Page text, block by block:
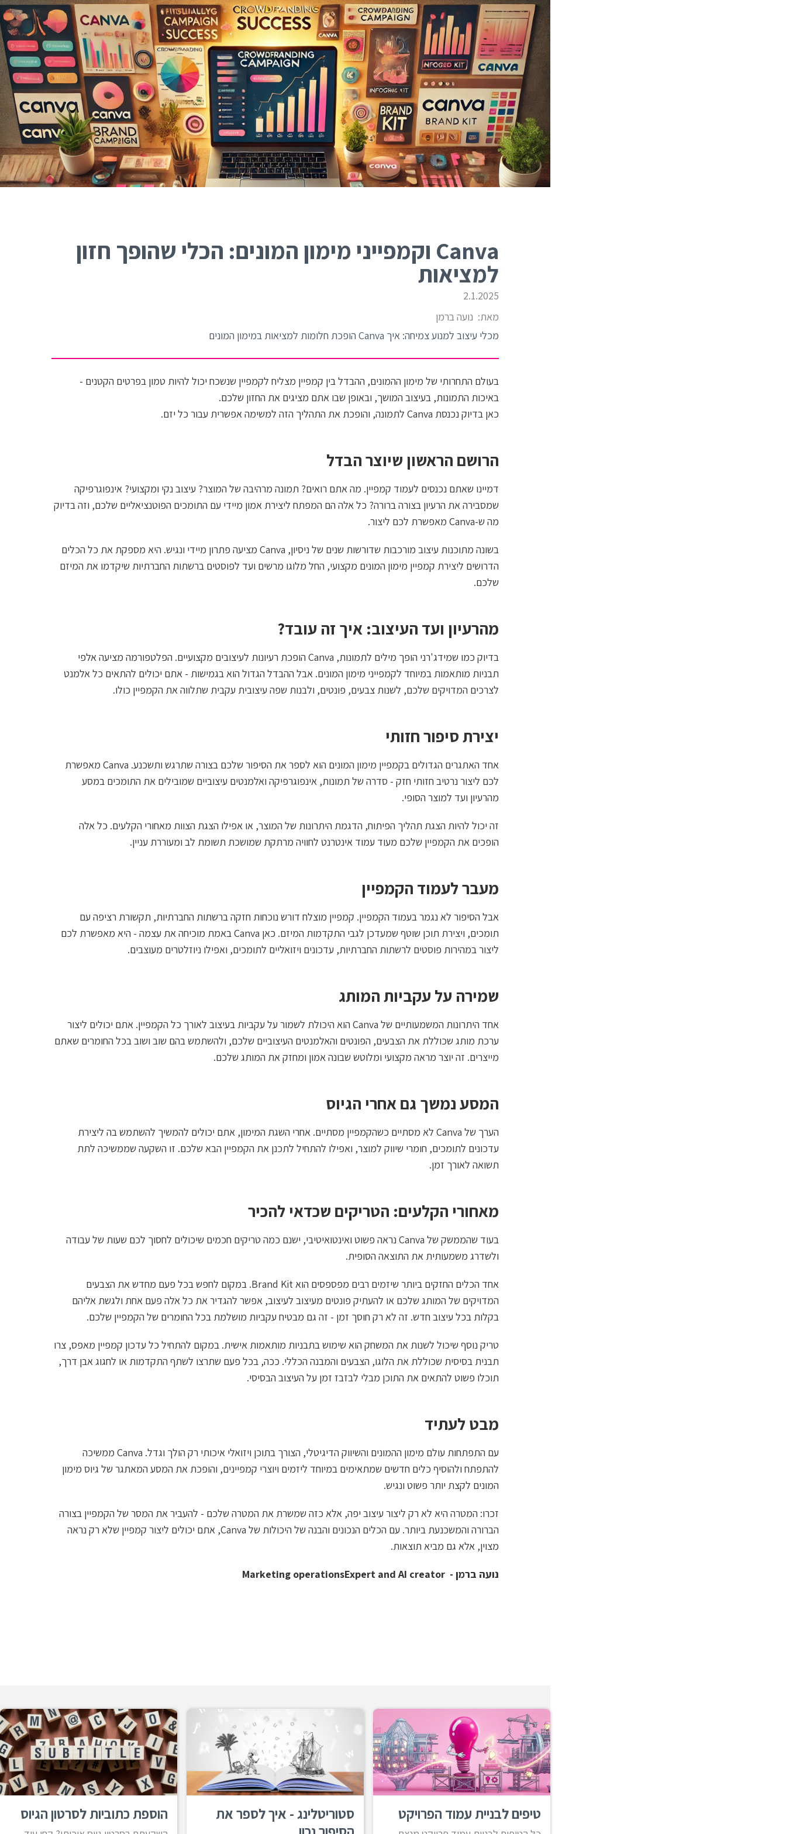
האקדמיה למימון המונים
אז איך עושים פרויקט מימון המונים מוצלח? ריכזנו
עבורכם את כל התוכן, המידע והטיפים שלנו לבניה וניהול
של הפרויקט שלכם.
סטוריטלינג
Canva וקמפייני מימון המונים: הכלי שהופך חזון
למציאות
2.1.2025
מאת: נועה ברמן
מכלי עיצוב למנוע צמיחה: איך Canva הופכת חלומות למציאות במימון המונים
בעולם התחרותי של מימון ההמונים, ההבדל בין קמפיין מצליח לקמפיין שנשכח יכול להיות טמון בפרטים הקטנים -
באיכות התמונות, בעיצוב המושך, ובאופן שבו אתם מציגים את החזון שלכם.
כאן בדיוק נכנסת Canva לתמונה, והופכת את התהליך הזה למשימה אפשרית עבור כל יזם.
הרושם הראשון שיוצר הבדל
דמיינו שאתם נכנסים לעמוד קמפיין. מה אתם רואים? תמונה מרהיבה של המוצר? עיצוב נקי ומקצועי? אינפוגרפיקה
שמסבירה את הרעיון בצורה ברורה? כל אלה הם המפתח ליצירת אמון מיידי עם התומכים הפוטנציאליים שלכם, וזה בדיוק
מה ש-Canva מאפשרת לכם ליצור.
בשונה מתוכנות עיצוב מורכבות שדורשות שנים של ניסיון, Canva מציעה פתרון מיידי ונגיש. היא מספקת את כל הכלים
הדרושים ליצירת קמפיין מימון המונים מקצועי, החל מלוגו מרשים ועד לפוסטים ברשתות החברתיות שיקדמו את המיזם
שלכם.
מהרעיון ועד העיצוב: איך זה עובד?
בדיוק כמו שמידג'רני הופך מילים לתמונות, Canva הופכת רעיונות לעיצובים מקצועיים. הפלטפורמה מציעה אלפי
תבניות מותאמות במיוחד לקמפייני מימון המונים. אבל ההבדל הגדול הוא בגמישות - אתם יכולים להתאים כל אלמנט
לצרכים המדויקים שלכם, לשנות צבעים, פונטים, ולבנות שפה עיצובית עקבית שתלווה את הקמפיין כולו.
יצירת סיפור חזותי
אחד האתגרים הגדולים בקמפיין מימון המונים הוא לספר את הסיפור שלכם בצורה שתרגש ותשכנע. Canva מאפשרת
לכם ליצור נרטיב חזותי חזק - סדרה של תמונות, אינפוגרפיקה ואלמנטים עיצוביים שמובילים את התומכים במסע
מהרעיון ועד למוצר הסופי.
זה יכול להיות הצגת תהליך הפיתוח, הדגמת היתרונות של המוצר, או אפילו הצגת הצוות מאחורי הקלעים. כל אלה
הופכים את הקמפיין שלכם מעוד עמוד אינטרנט לחוויה מרתקת שמושכת תשומת לב ומעוררת עניין.
מעבר לעמוד הקמפיין
אבל הסיפור לא נגמר בעמוד הקמפיין. קמפיין מוצלח דורש נוכחות חזקה ברשתות החברתיות, תקשורת רציפה עם
תומכים, ויצירת תוכן שוטף שמעדכן לגבי התקדמות המיזם. כאן Canva באמת מוכיחה את עצמה - היא מאפשרת לכם
ליצור במהירות פוסטים לרשתות החברתיות, עדכונים ויזואליים לתומכים, ואפילו ניוזלטרים מעוצבים.
שמירה על עקביות המותג
אחד היתרונות המשמעותיים של Canva הוא היכולת לשמור על עקביות בעיצוב לאורך כל הקמפיין. אתם יכולים ליצור
ערכת מותג שכוללת את הצבעים, הפונטים והאלמנטים העיצוביים שלכם, ולהשתמש בהם שוב ושוב בכל החומרים שאתם
מייצרים. זה יוצר מראה מקצועי ומלוטש שבונה אמון ומחזק את המותג שלכם.
המסע נמשך גם אחרי הגיוס
הערך של Canva לא מסתיים כשהקמפיין מסתיים. אחרי השגת המימון, אתם יכולים להמשיך להשתמש בה ליצירת
עדכונים לתומכים, חומרי שיווק למוצר, ואפילו להתחיל לתכנן את הקמפיין הבא שלכם. זו השקעה שממשיכה לתת
תשואה לאורך זמן.
מאחורי הקלעים: הטריקים שכדאי להכיר
בעוד שהממשק של Canva נראה פשוט ואינטואיטיבי, ישנם כמה טריקים חכמים שיכולים לחסוך לכם שעות של עבודה
ולשדרג משמעותית את התוצאה הסופית.
אחד הכלים החזקים ביותר שיזמים רבים מפספסים הוא Brand Kit. במקום לחפש בכל פעם מחדש את הצבעים
המדויקים של המותג שלכם או להעתיק פונטים מעיצוב לעיצוב, אפשר להגדיר את כל אלה פעם אחת ולגשת אליהם
בקלות בכל עיצוב חדש. זה לא רק חוסך זמן - זה גם מבטיח עקביות מושלמת בכל החומרים של הקמפיין שלכם.
טריק נוסף שיכול לשנות את המשחק הוא שימוש בתבניות מותאמות אישית. במקום להתחיל כל עדכון קמפיין מאפס, צרו
תבנית בסיסית שכוללת את הלוגו, הצבעים והמבנה הכללי. ככה, בכל פעם שתרצו לשתף התקדמות או לחגוג אבן דרך,
תוכלו פשוט להתאים את התוכן מבלי לבזבז זמן על העיצוב הבסיסי.
מבט לעתיד
עם התפתחות עולם מימון ההמונים והשיווק הדיגיטלי, הצורך בתוכן ויזואלי איכותי רק הולך וגדל. Canva ממשיכה
להתפתח ולהוסיף כלים חדשים שמתאימים במיוחד ליזמים ויוצרי קמפיינים, והופכת את המסע המאתגר של גיוס מימון
המונים לקצת יותר פשוט ונגיש.
זכרו: המטרה היא לא רק ליצור עיצוב יפה, אלא כזה שמשרת את המטרה שלכם - להעביר את המסר של הקמפיין בצורה
הברורה והמשכנעת ביותר. עם הכלים הנכונים והבנה של היכולות של Canva, אתם יכולים ליצור קמפיין שלא רק נראה
מצוין, אלא גם מביא תוצאות.
נועה ברמן - Marketing operationsExpert and AI creator
הוספת כתוביות לסרטון הגיוס
סטוריטלינג - איך לספר את
טיפים לבניית עמוד הפרויקט